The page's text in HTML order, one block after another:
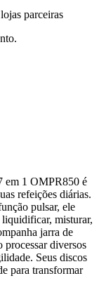
parceiras
em 1 OMPR850 é
refeições diárias.
pulsar, ele
liquidificar, misturar,
jarra de
diversos
Seus discos
para transformar